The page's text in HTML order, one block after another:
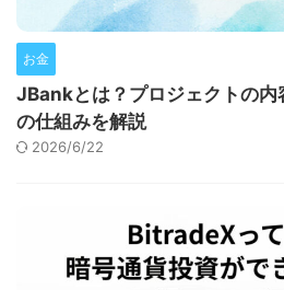
お金
JBankとは？プロジェクトの内
の仕組みを解説
2026/6/22